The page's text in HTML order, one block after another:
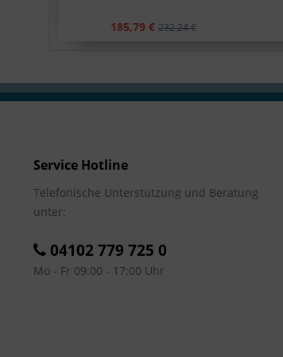
185,79 € 232,24 €
Service Hotline
Telefonische Unterstützung und Beratung
unter:
04102 779 725 0
Mo - Fr 09:00 - 17:00 Uhr